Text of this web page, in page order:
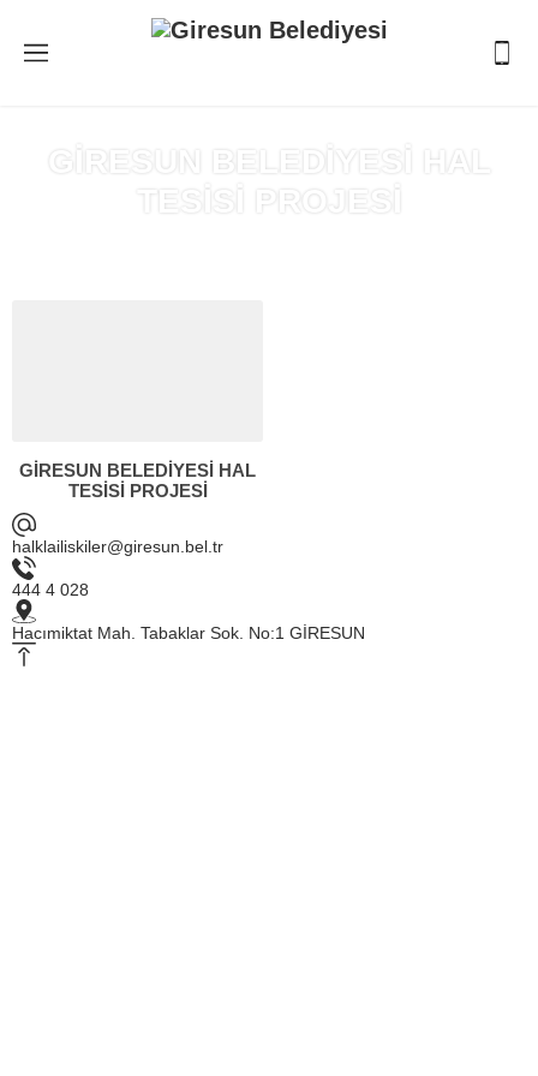
GİRESUN BELEDİYESİ HAL
TESİSİ PROJESİ
GİRESUN BELEDİYESİ HAL
TESİSİ PROJESİ
halklailiskiler@giresun.bel.tr
444 4 028
Hacımiktat Mah. Tabaklar Sok. No:1 GİRESUN